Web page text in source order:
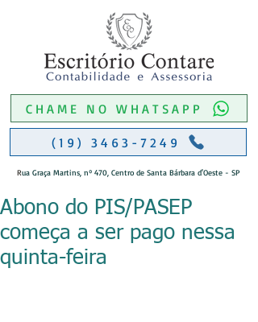
CHAME NO WHATSAPP
(19) 3463-7249
Rua Graça Martins, nº 470, Centro de Santa Bárbara d'Oeste - SP
Abono do PIS/PASEP
começa a ser pago nessa
quinta-feira